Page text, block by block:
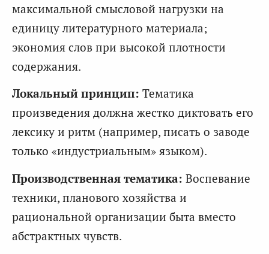
максимальной смысловой нагрузки на
единицу литературного материала;
экономия слов при высокой плотности
содержания.
Локальный принцип: Тематика
произведения должна жестко диктовать его
лексику и ритм (например, писать о заводе
только «индустриальным» языком).
Производственная тематика: Воспевание
техники, планового хозяйства и
рациональной организации быта вместо
абстрактных чувств.